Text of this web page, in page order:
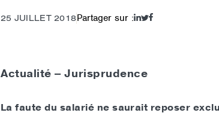
25 JUILLET 2018Partager sur :
Actualité – Jurisprudence
La faute du salarié ne saurait reposer